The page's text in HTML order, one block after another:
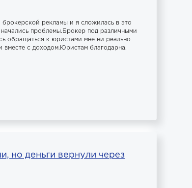
рекламы и я сложилась в это
начались проблемы.Брокер под различными
обращаться к юристами мне ни реально
вместе с доходом.Юристам благодарна.
но деньги вернули через